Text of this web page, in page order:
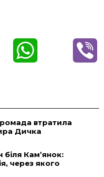
t
втратила
Дичка
біля Кам’янок:
через якого